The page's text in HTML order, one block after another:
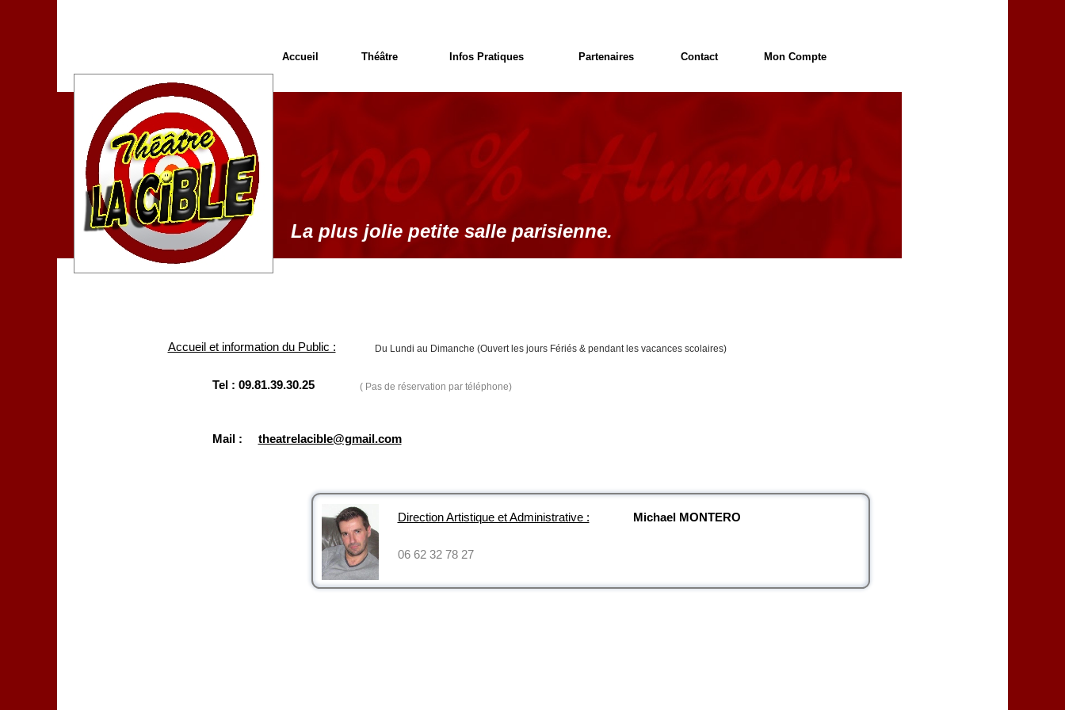
Accueil et information du Public : Du Lundi au Dimanche (Ouvert les jours Fériés & pendant les vacances scolaires)
Tel : 09.81.39.30.25 ( Pas de réservation par téléphone)
Mail : theatrelacible@gmail.com
La plus jolie petite salle parisienne.
Direction Artistique et Administrative :
06 62 32 78 27
Michael MONTERO
Accueil Théâtre Infos Pratiques Partenaires Contact Mon Compte